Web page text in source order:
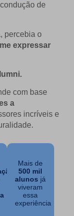
de
percebia o
expressar
com base
a
incríveis e
Mais de
500 mil
alunos já
viveram
essa
experiência